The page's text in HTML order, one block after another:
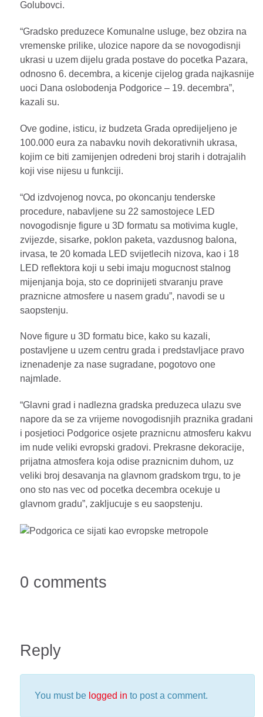
Golubovci.
“Gradsko preduzece Komunalne usluge, bez obzira na
vremenske prilike, ulozice napore da se novogodisnji
ukrasi u uzem dijelu grada postave do pocetka Pazara,
odnosno 6. decembra, a kicenje cijelog grada najkasnije
uoci Dana oslobodenja Podgorice – 19. decembra”,
kazali su.
Ove godine, isticu, iz budzeta Grada opredijeljeno je
100.000 eura za nabavku novih dekorativnih ukrasa,
kojim ce biti zamijenjen odredeni broj starih i dotrajalih
koji vise nijesu u funkciji.
“Od izdvojenog novca, po okoncanju tenderske
procedure, nabavljene su 22 samostojece LED
novogodisnje figure u 3D formatu sa motivima kugle,
zvijezde, sisarke, poklon paketa, vazdusnog balona,
irvasa, te 20 komada LED svijetlecih nizova, kao i 18
LED reflektora koji u sebi imaju mogucnost stalnog
mijenjanja boja, sto ce doprinijeti stvaranju prave
praznicne atmosfere u nasem gradu”, navodi se u
saopstenju.
Nove figure u 3D formatu bice, kako su kazali,
postavljene u uzem centru grada i predstavljace pravo
iznenadenje za nase sugradane, pogotovo one
najmlade.
“Glavni grad i nadlezna gradska preduzeca ulazu sve
napore da se za vrijeme novogodisnjih praznika gradani
i posjetioci Podgorice osjete praznicnu atmosferu kakvu
im nude veliki evropski gradovi. Prekrasne dekoracije,
prijatna atmosfera koja odise praznicnim duhom, uz
veliki broj desavanja na glavnom gradskom trgu, to je
ono sto nas vec od pocetka decembra ocekuje u
glavnom gradu”, zakljucuje s eu saopstenju.
0 comments
Reply
You must be logged in to post a comment.